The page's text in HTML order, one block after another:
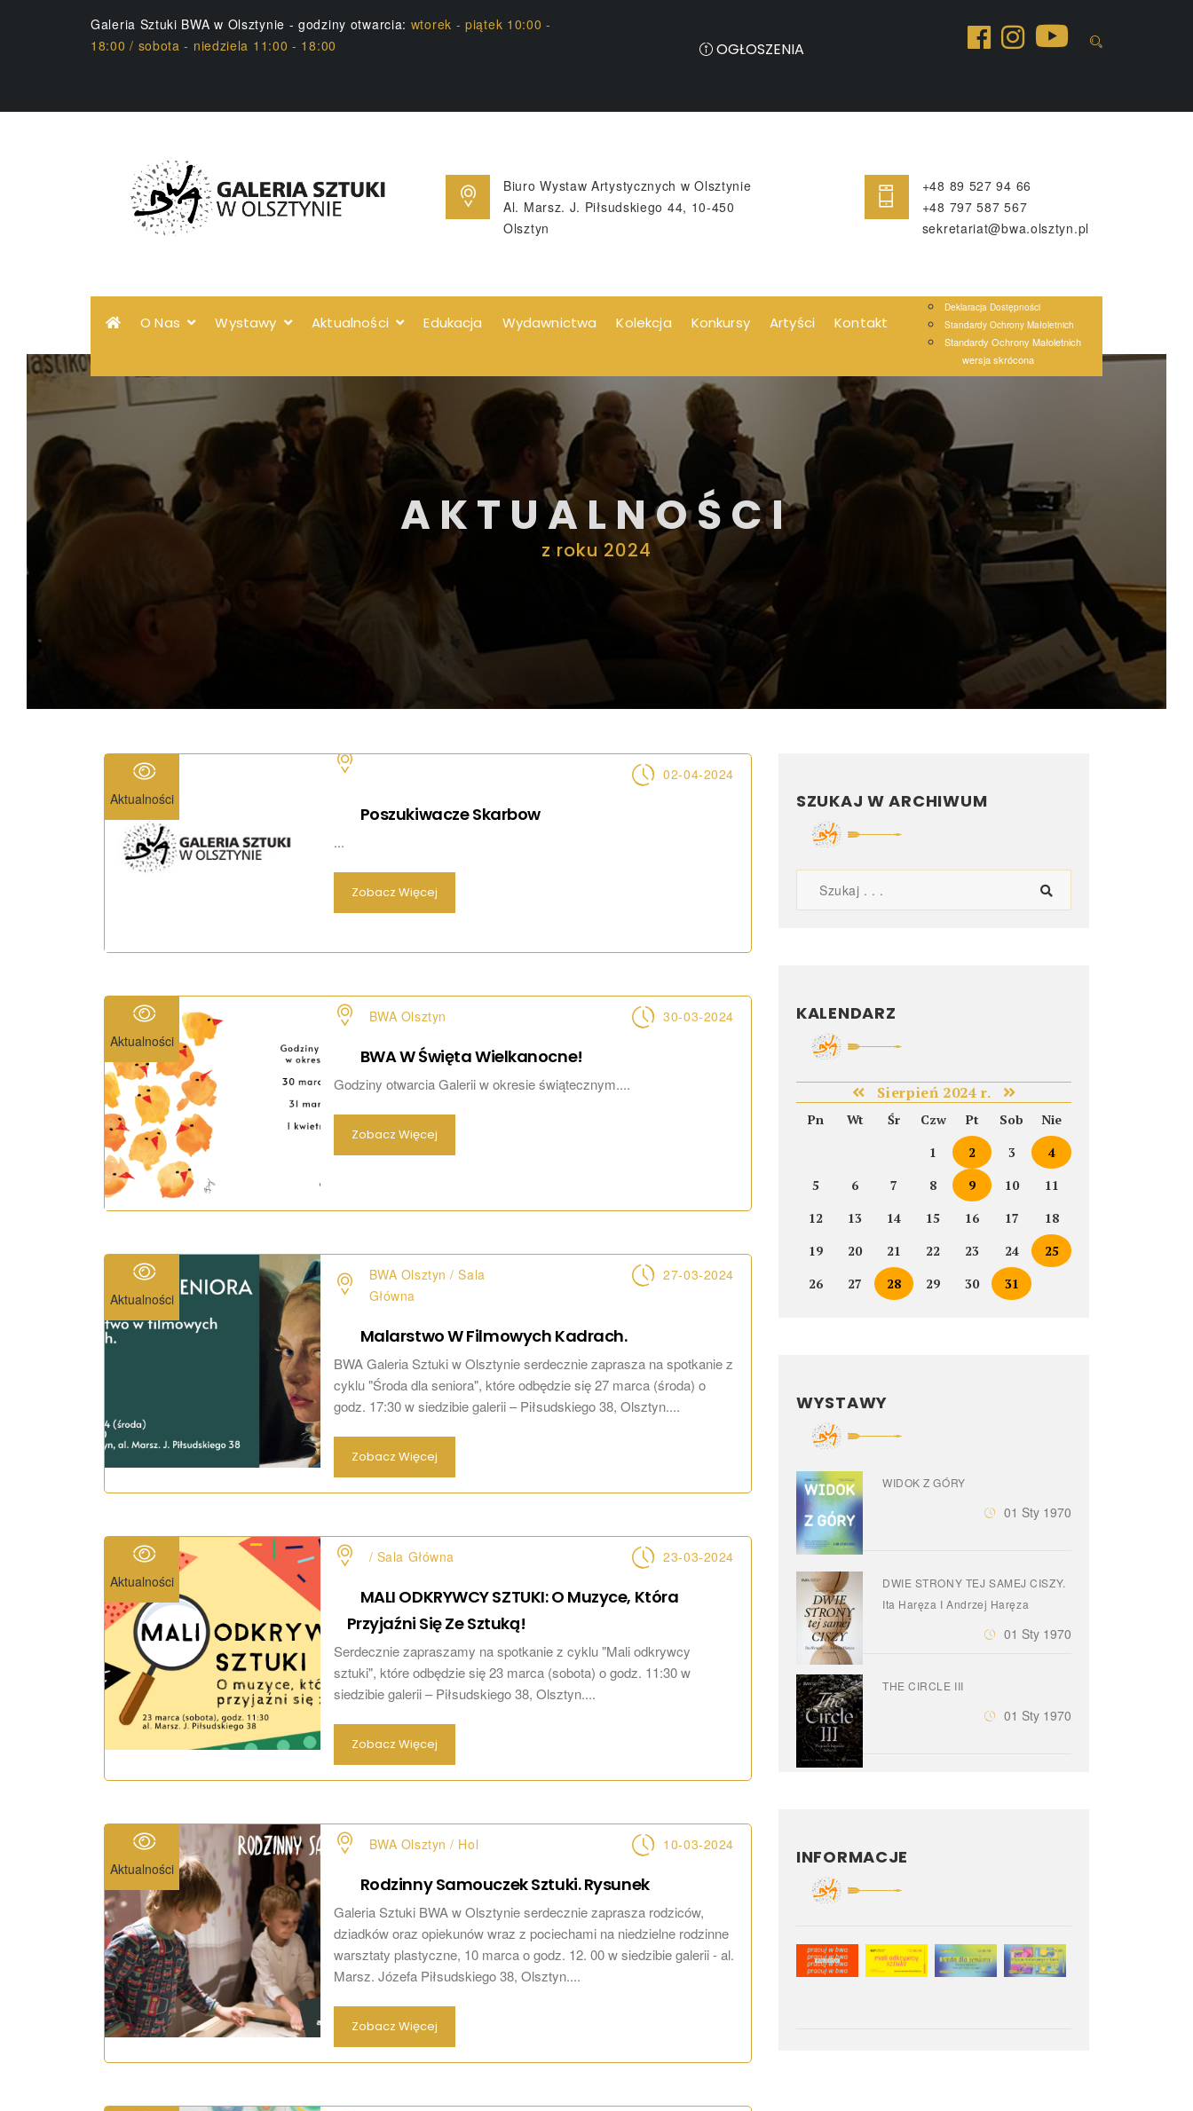
Galeria Sztuki BWA w Olsztynie - godziny otwarcia: wtorek - piątek 10:00 -
18:00 / sobota - niedziela 11:00 - 18:00
OGŁOSZENIA
Biuro Wystaw Artystycznych w Olsztynie
Al. Marsz. J. Piłsudskiego 44, 10-450
Olsztyn
+48 89 527 94 66
+48 797 587 567
sekretariat@bwa.olsztyn.pl
O Nas Wystawy Aktualności Edukacja Wydawnictwa Kolekcja Konkursy Artyści Kontakt
Deklaracja Dostępności
Standardy Ochrony Małoletnich
Standardy Ochrony Małoletnich
wersja skrócona
AKTUALNOŚCI
z roku 2024
Aktualności
02-04-2024
PoszukiwaczeSkarbow
...
Zobacz Więcej
Aktualności
BWA Olsztyn 30-03-2024
BWA W ŚwiętaWielkanocne!
Godziny otwarcia Galerii w okresie świątecznym....
Zobacz Więcej
Aktualności
BWA Olsztyn / Sala
Główna
27-03-2024
Malarstwo W Filmowych Kadrach.
BWA Galeria Sztuki w Olsztynie serdecznie zaprasza na spotkanie z
cyklu "Środa dla seniora", które odbędzie się 27 marca (środa) o
godz. 17:30 w siedzibie galerii – Piłsudskiego 38, Olsztyn....
Zobacz Więcej
Aktualności
/ Sala Główna 23-03-2024
MALI ODKRYWCY SZTUKI: O Muzyce, Która
Przyjaźni Się ZeSztuką!
Serdecznie zapraszamy na spotkanie z cyklu "Mali odkrywcy
sztuki", które odbędzie się 23 marca (sobota) o godz. 11:30 w
siedzibie galerii – Piłsudskiego 38, Olsztyn....
Zobacz Więcej
Aktualności
BWA Olsztyn / Hol 10-03-2024
Rodzinny Samouczek Sztuki.Rysunek
Galeria Sztuki BWA w Olsztynie serdecznie zaprasza rodziców,
dziadków oraz opiekunów wraz z pociechami na niedzielne rodzinne
warsztaty plastyczne, 10 marca o godz. 12. 00 w siedzibie galerii - al.
Marsz. Józefa Piłsudskiego 38, Olsztyn....
Zobacz Więcej
SZUKAJ W ARCHIWUM
KALENDARZ
Sierpień 2024 r.
Pn Wt Śr Czw Pt Sob
Nie
1
2 3
4
5
6 7 8 9 10
11
12
13 14 15 16 17
18
19
20 21 22 23 24
25
26
27 28 29 30 31
WYSTAWY
WIDOK Z GÓRY
01 Sty 1970
DWIE STRONY TEJ SAMEJ CISZY.
Ita Haręza I Andrzej Haręza
01 Sty 1970
THE CIRCLE III
01 Sty 1970
INFORMACJE